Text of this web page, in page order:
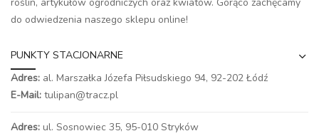
do odwiedzenia naszego sklepu online!
PUNKTY STACJONARNE
Adres: al. Marszałka Józefa Piłsudskiego 94, 92-202 Łódź
E-Mail: tulipan@tracz.pl
Adres: ul. Sosnowiec 35, 95-010 Stryków